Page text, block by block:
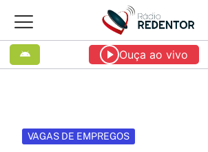
Ouça ao vivo
VAGAS DE EMPREGOS